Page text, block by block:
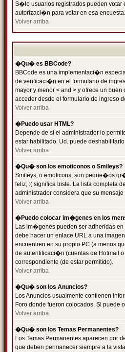
S�lo usuarios registrados pueden votar
autorizaci�n para votar en esa encuesta.
Volver arriba
�Qu� es BBCode?
BBCode es una implementaci�n
de verificaci�n en el formulario de
mayor y menor < and > y ofrece un
acceder desde el formulario de ingreso
Volver arriba
�Puedo usar HTML?
Depende de si el administrador lo
estar habilitado, Ud. puede
Volver arriba
�Qu� son los emoticonos o Smileys?
Smileys, o emoticons, son peque�os
feliz, :( significa triste. La lista completa
administrador considera que su
Volver arriba
�Puedo colocar im�genes en los
Las im�genes pueden ser adheridas
debe hacer un enlace URL a una
encuentren en su propio PC (a menos
de autentificaci�n (cuentas de Hotmail
correspondiente (de estar permitido).
Volver arriba
�Qu� son los Anuncios?
Los Anuncios usualmente contienen
Foro donde fueron colocados. Si puede
Volver arriba
�Qu� son los Temas Permanentes?
Los Temas Permanentes aparecen por
que deben permanecer siempre a la